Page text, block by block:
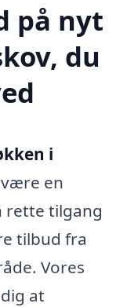
på nyt
du
i
en
rette tilgang
tilbud fra
Vores
at